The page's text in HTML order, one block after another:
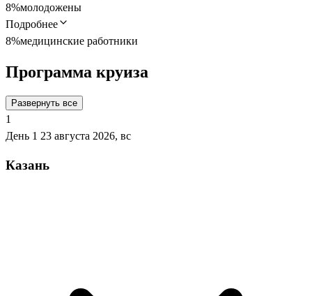
8%молодожены
Подробнее
8%медицинские работники
Программа круиза
Развернуть все
1
День 1 23 августа 2026, вс
Казань